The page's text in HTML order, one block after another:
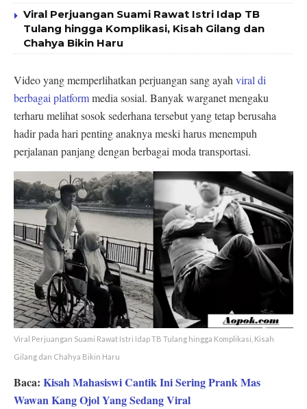
Viral Perjuangan Suami Rawat Istri Idap TB
Tulang hingga Komplikasi, Kisah Gilang dan
Chahya Bikin Haru
Video yang memperlihatkan perjuangan sang ayah viral di
berbagai platformmedia sosial. Banyak warganet mengaku
terharu melihat sosok sederhana tersebut yang tetap berusaha
hadir pada hari penting anaknya meski harus menempuh
perjalanan panjang dengan berbagai moda transportasi.
Viral Perjuangan Suami Rawat Istri Idap TB Tulang hingga Komplikasi, Kisah
Gilang dan Chahya Bikin Haru
Baca: Kisah Mahasiswi Cantik Ini Sering Prank Mas
Wawan Kang Ojol Yang Sedang Viral